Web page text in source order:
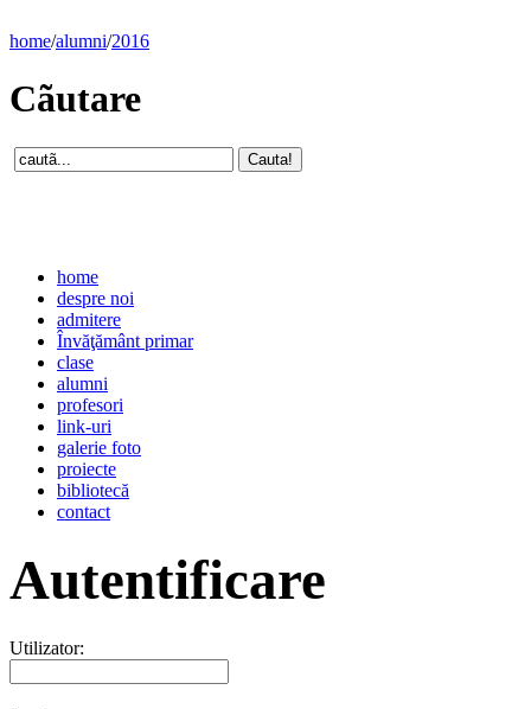
home/alumni/2016
Cãutare
home
despre noi
admitere
Învăţământ primar
clase
alumni
profesori
link-uri
galerie foto
proiecte
bibliotecă
contact
Autentificare
Utilizator: